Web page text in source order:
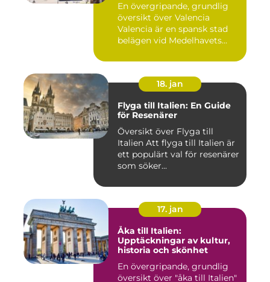
En övergripande, grundlig
översikt över Valencia
Valencia är en spansk stad
belägen vid Medelhavets...
18. jan
Flyga till Italien: En Guide
för Resenärer
Översikt över Flyga till
Italien Att flyga till Italien är
ett populärt val för resenärer
som söker...
17. jan
Åka till Italien:
Upptäckningar av kultur,
historia och skönhet
En övergripande, grundlig
översikt över "åka till Italien"